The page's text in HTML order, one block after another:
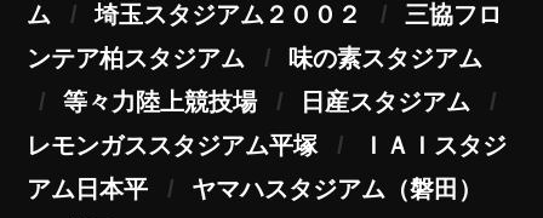
ム
埼玉スタジアム２００２
三協フロ
ンテア柏スタジアム
味の素スタジアム
等々力陸上競技場
日産スタジアム
レモンガススタジアム平塚
ＩＡＩスタジ
アム日本平
ヤマハスタジアム（磐田）